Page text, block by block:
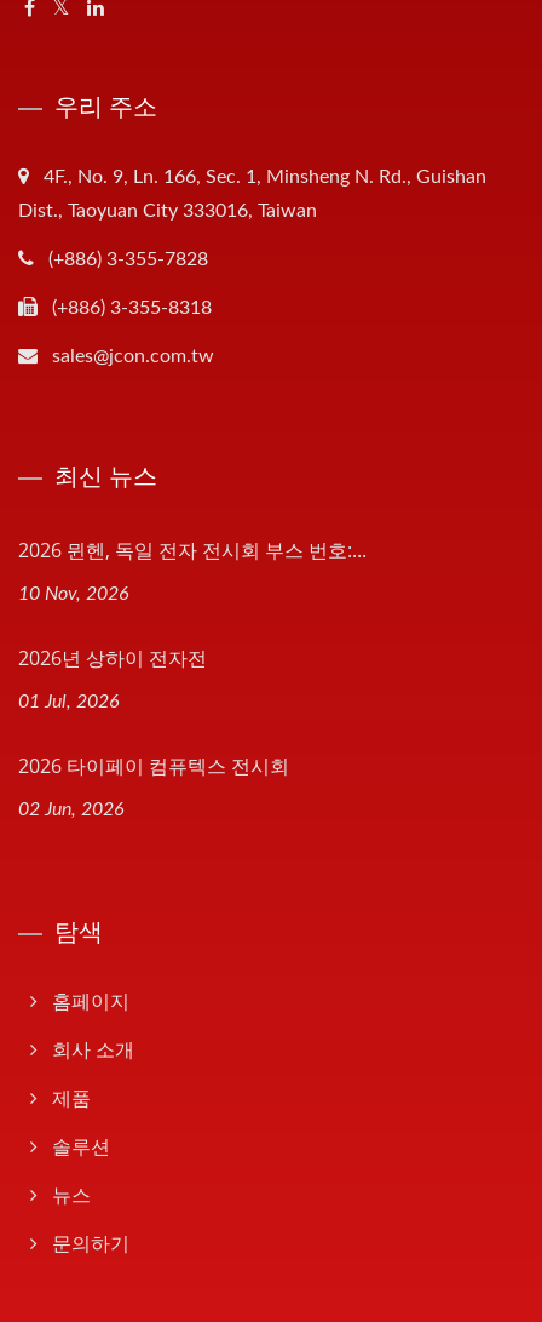
우리 주소
4F., No. 9, Ln. 166, Sec. 1, Minsheng N. Rd., Guishan
Dist., Taoyuan City 333016, Taiwan
(+886) 3-355-7828
(+886) 3-355-8318
sales@jcon.com.tw
최신 뉴스
2026 뮌헨, 독일 전자 전시회 부스 번호:...
10 Nov, 2026
2026년 상하이 전자전
01 Jul, 2026
2026 타이페이 컴퓨텍스 전시회
02 Jun, 2026
탐색
홈페이지
회사 소개
제품
솔루션
뉴스
문의하기